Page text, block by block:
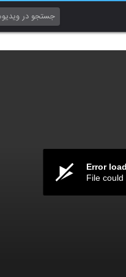
Error
File